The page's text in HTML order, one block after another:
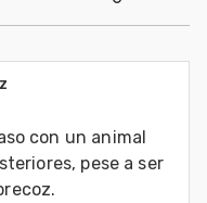
con un animal
pese a ser